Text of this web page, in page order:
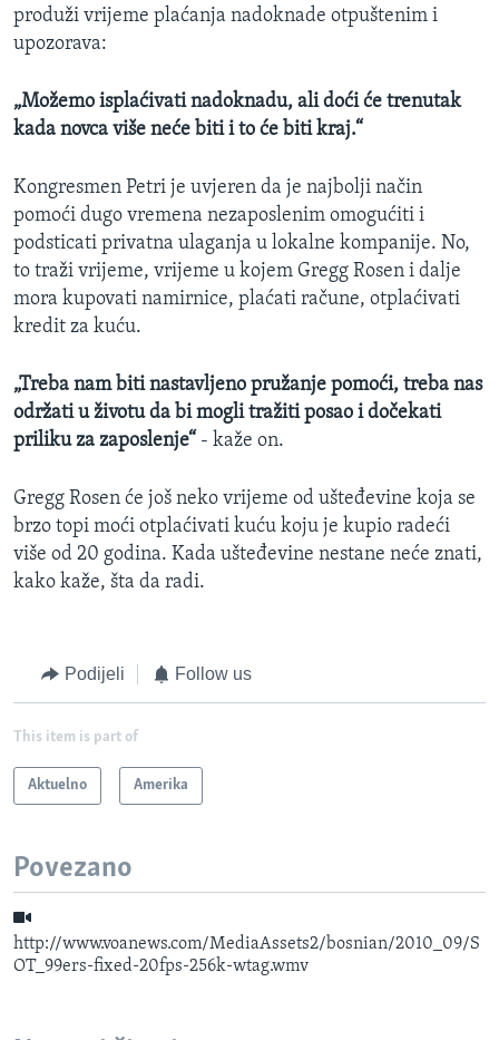
produži vrijeme plaćanja nadoknade otpuštenim i
upozorava:
„Možemo isplaćivati nadoknadu, ali doći će trenutak
kada novca više neće biti i to će biti kraj.“
Kongresmen Petri je uvjeren da je najbolji način
pomoći dugo vremena nezaposlenim omogućiti i
podsticati privatna ulaganja u lokalne kompanije. No,
to traži vrijeme, vrijeme u kojem Gregg Rosen i dalje
mora kupovati namirnice, plaćati račune, otplaćivati
kredit za kuću.
„Treba nam biti nastavljeno pružanje pomoći, treba nas
održati u životu da bi mogli tražiti posao i dočekati
priliku za zaposlenje“ - kaže on.
Gregg Rosen će još neko vrijeme od ušteđevine koja se
brzo topi moći otplaćivati kuću koju je kupio radeći
više od 20 godina. Kada ušteđevine nestane neće znati,
kako kaže, šta da radi.
Podijeli Follow us
This item is part of
Aktuelno Amerika
Povezano
http://www.voanews.com/MediaAssets2/bosnian/2010_09/S
OT_99ers-fixed-20fps-256k-wtag.wmv